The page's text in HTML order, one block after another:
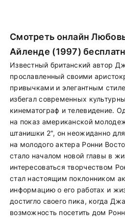
Смотреть онлайн
Айленде (1997)
Известный британский автор
прославленный своими
привычками и элегантным
избегал современных
кинематограф и телевидение.
на показ американской
штанишки 2", он неожиданно
на молодого актера Ронни
стало началом новой главы в
интересоваться творчеством
стал настоящим поклонником
информацию о его работах и
достигло своего пика, когда
возможность посетить дом